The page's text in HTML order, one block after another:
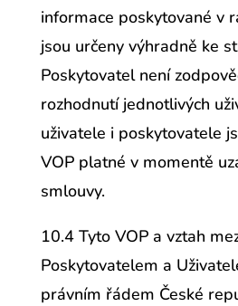
informace poskytované v
jsou určeny výhradně ke
Poskytovatel není
rozhodnutí jednotlivých
uživatele i poskytovatele
VOP platné v momentě
smlouvy.
10.4 Tyto VOP a vztah
Poskytovatelem a
právním řádem České